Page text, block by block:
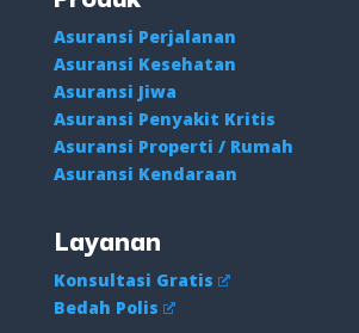
Asuransi Perjalanan
Asuransi Kesehatan
Asuransi Jiwa
Asuransi Penyakit Kritis
Asuransi Properti / Rumah
Asuransi Kendaraan
Layanan
Konsultasi Gratis
Bedah Polis